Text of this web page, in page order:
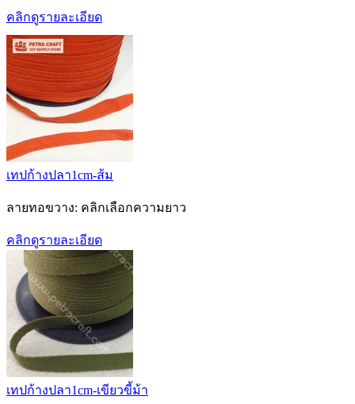
คลิกดูรายละเอียด
เทปก้างปลา1cm-ส้ม
ลายทอขวาง: คลิกเลือกความยาว
คลิกดูรายละเอียด
เทปก้างปลา1cm-เขียวขี้ม้า